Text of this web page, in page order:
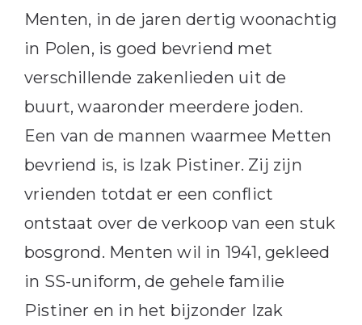
Menten, in de jaren dertig woonachtig
in Polen, is goed bevriend met
verschillende zakenlieden uit de
buurt, waaronder meerdere joden.
Een van de mannen waarmee Metten
bevriend is, is Izak Pistiner. Zij zijn
vrienden totdat er een conflict
ontstaat over de verkoop van een stuk
bosgrond. Menten wil in 1941, gekleed
in SS-uniform, de gehele familie
Pistiner en in het bijzonder Izak